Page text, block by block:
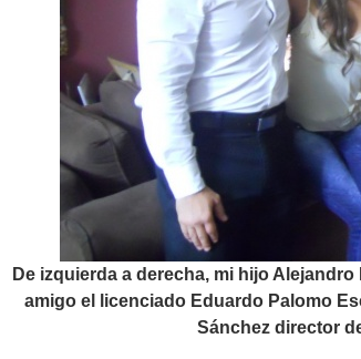
De izquierda a derecha, mi hijo
amigo el licenciado Eduardo Palomo
Sánchez director